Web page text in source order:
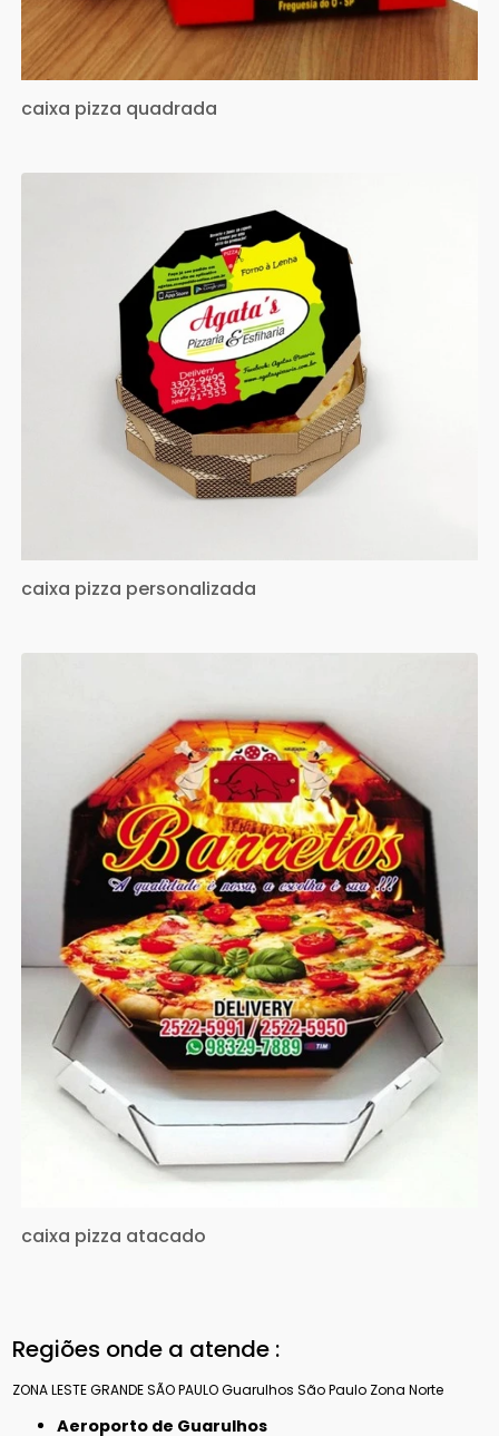
caixa pizza quadrada
caixa pizza personalizada
caixa pizza atacado
Regiões onde a atende :
ZONA LESTEGRANDE SÃO PAULOGuarulhos São Paulo Zona Norte
Aeroporto de Guarulhos